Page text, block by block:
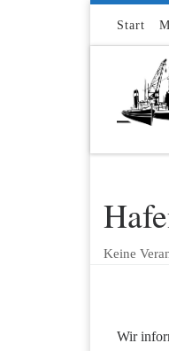
Zum Inhalt springen
Start
Keine
Wir